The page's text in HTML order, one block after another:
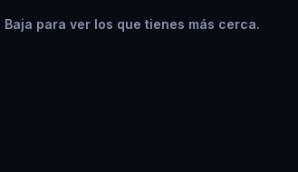
para ver los que tienes más cerca.